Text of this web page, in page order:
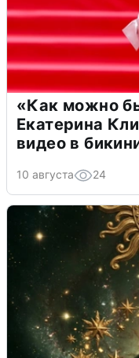
«Как можно
Екатерина
видео в
10 августа 24